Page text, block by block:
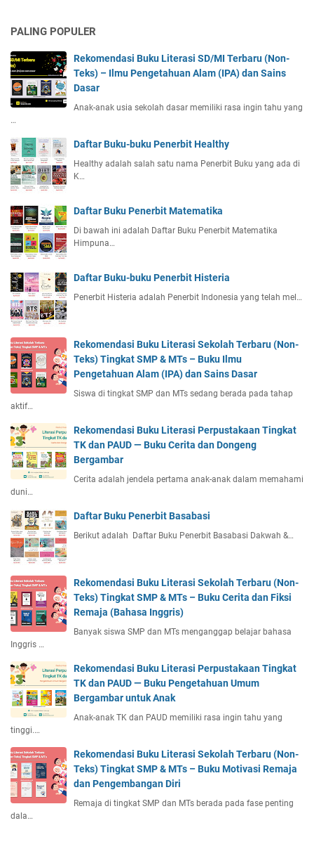
PALING POPULER
Rekomendasi Buku Literasi SD/MI Terbaru (Non-
Teks) – Ilmu Pengetahuan Alam (IPA) dan Sains
Dasar
Anak-anak usia sekolah dasar memiliki rasa ingin tahu yang
…
Daftar Buku-buku Penerbit Healthy
Healthy adalah salah satu nama Penerbit Buku yang ada di
K…
Daftar Buku Penerbit Matematika
Di bawah ini adalah Daftar Buku Penerbit Matematika
Himpuna…
Daftar Buku-buku Penerbit Histeria
Penerbit Histeria adalah Penerbit Indonesia yang telah mel…
Rekomendasi Buku Literasi Sekolah Terbaru (Non-
Teks) Tingkat SMP & MTs – Buku Ilmu
Pengetahuan Alam (IPA) dan Sains Dasar
Siswa di tingkat SMP dan MTs sedang berada pada tahap
aktif…
Rekomendasi Buku Literasi Perpustakaan Tingkat
TK dan PAUD — Buku Cerita dan Dongeng
Bergambar
Cerita adalah jendela pertama anak-anak dalam memahami
duni…
Daftar Buku Penerbit Basabasi
Berikut adalah Daftar Buku Penerbit Basabasi Dakwah &…
Rekomendasi Buku Literasi Sekolah Terbaru (Non-
Teks) Tingkat SMP & MTs – Buku Cerita dan Fiksi
Remaja (Bahasa Inggris)
Banyak siswa SMP dan MTs menganggap belajar bahasa
Inggris …
Rekomendasi Buku Literasi Perpustakaan Tingkat
TK dan PAUD — Buku Pengetahuan Umum
Bergambar untuk Anak
Anak-anak TK dan PAUD memiliki rasa ingin tahu yang
tinggi.…
Rekomendasi Buku Literasi Sekolah Terbaru (Non-
Teks) Tingkat SMP & MTs – Buku Motivasi Remaja
dan Pengembangan Diri
Remaja di tingkat SMP dan MTs berada pada fase penting
dala…